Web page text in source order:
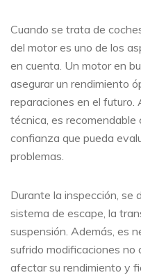
Cuando se trata de
del motor es uno de los
en cuenta. Un motor en
asegurar un rendimiento
reparaciones en el futuro.
técnica, es recomendable
confianza que pueda
problemas.
Durante la inspección, se
sistema de escape, la
suspensión. Además, es
sufrido modificaciones no
afectar su rendimiento y